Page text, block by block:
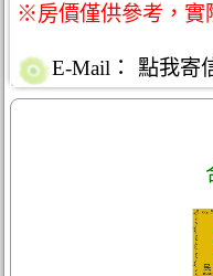
※房價僅供參考，
E-Mail： 點我寄